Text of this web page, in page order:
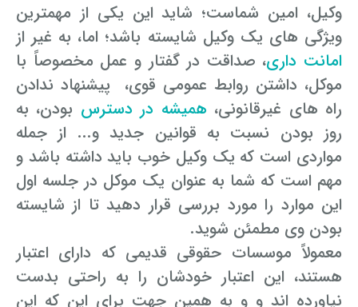
وکیل، امین شماست؛ شاید این یکی از مهمترین
ویژگی های یک وکیل شایسته باشد؛ اما، به غیر از
امانت داری، صداقت در گفتار و عمل مخصوصاً با
موکل، داشتن روابط عمومی قوی، پیشنهاد ندادن
راه های غیرقانونی، همیشه در دسترس بودن، به
روز بودن نسبت به قوانین جدید و... از جمله
مواردی است که یک وکیل خوب باید داشته باشد و
مهم است که شما به عنوان یک موکل در جلسه اول
این موارد را مورد بررسی قرار دهید تا از شایسته
بودن وی مطمئن شوید.
معمولاً موسسات حقوقی قدیمی که دارای اعتبار
هستند، این اعتبار خودشان را به راحتی بدست
نیاورده اند و و به همین جهت برای این که این